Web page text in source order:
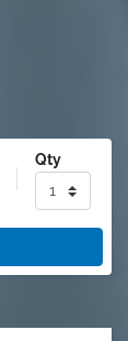
Qty